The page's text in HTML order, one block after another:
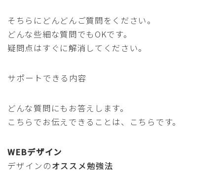
そちらにどんどんご質問をください。
どんな些細な質問でもOKです。
疑問点はすぐに解消してください。
サポートできる内容
どんな質問にもお答えします。
こちらでお伝えできることは、こちらです。
WEBデザイン
デザインのオススメ勉強法